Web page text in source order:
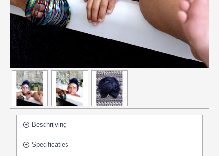
Beschrijving
Specificaties